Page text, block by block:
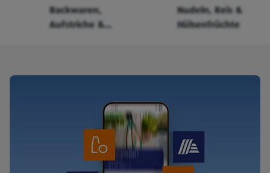
Backwaren,
Aufstriche &
Nudeln, Reis &
Hülsenfrüchte